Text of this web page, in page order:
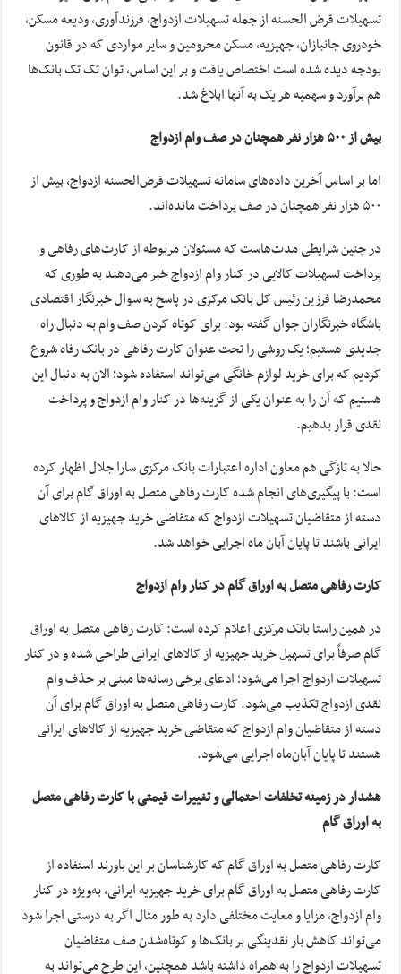
تسهیلات قرض الحسنه از جمله تسهیلات ازدواج، فرزندآوری، ودیعه مسکن،
خودروی جانبازان، جهیزیه، مسکن محرومین و سایر مواردی که در قانون
بودجه دیده شده است اختصاص یافت و بر این اساس، توان تک تک بانک‌ها
هم برآورد و سهمیه هر یک به آنها ابلاغ شد.
بیش از ۵۰۰ هزار نفر همچنان در صف وام ازدواج
اما بر اساس آخرین داده‌های سامانه تسهیلات قرض‌الحسنه ازدواج، بیش از
۵۰۰ هزار نفر همچنان در صف پرداخت مانده‌اند.
در چنین شرایطی مدت‌هاست که مسئولان مربوطه از کارت‌های رفاهی و
پرداخت تسهیلات کالایی در کنار وام ازدواج خبر می‌دهند به طوری که
محمدرضا فرزین رئیس کل بانک مرکزی در پاسخ به سوال خبرنگار اقتصادی
باشگاه خبرنگاران جوان گفته بود: برای کوتاه کردن صف وام به دنبال راه
جدیدی هستیم؛ یک روشی را تحت عنوان کارت رفاهی در بانک رفاه شروع
کردیم که برای خرید لوازم خانگی می‌تواند استفاده شود؛ الان به دنبال این
هستیم که آن را به عنوان یکی از گزینه‌ها در کنار وام ازدواج و پرداخت
نقدی قرار بدهیم.
حالا به تازگی هم معاون اداره اعتبارات بانک مرکزی سارا جلال اظهار کرده
است: با پیگیری‌های انجام شده کارت رفاهی متصل به اوراق گام برای آن
دسته از متقاضیان تسهیلات ازدواج که متقاضی خرید جهیزیه از کالا‌های
ایرانی باشند تا پایان آبان ماه اجرایی خواهد شد.
کارت رفاهی متصل به اوراق گام در کنار وام ازدواج
در همین راستا بانک مرکزی اعلام کرده است: کارت رفاهی متصل به اوراق
گام صرفاً برای تسهیل خرید جهیزیه از کالا‌های ایرانی طراحی شده و در کنار
تسهیلات ازدواج اجرا می‌شود؛ ادعای برخی رسانه‌ها مبنی بر حذف وام
نقدی ازدواج تکذیب می‌شود. کارت رفاهی متصل به اوراق گام برای آن
دسته از متقاضیان وام ازدواج که متقاضی خرید جهیزیه از کالا‌های ایرانی
هستند تا پایان آبان‌ماه اجرایی می‌شود.
هشدار در زمینه تخلفات احتمالی و تغییرات قیمتی با کارت رفاهی متصل
به اوراق گام
کارت رفاهی متصل به اوراق گام که کارشناسان بر این باورند استفاده از
کارت رفاهی متصل به اوراق گام برای خرید جهیزیه ایرانی، به‌ویژه در کنار
وام ازدواج، مزایا و معایت مختلفی دارد به طور مثال اگر به درستی اجرا شود
می‌تواند کاهش بار نقدینگی بر بانک‌ها و کوتاه‌شدن صف متقاضیان
تسهیلات ازدواج را به همراه داشته باشد همچنین، این طرح می‌تواند به